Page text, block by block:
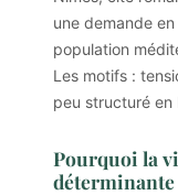
une demande
population
Les motifs :
peu structuré en
Pourquoi la
déterminante